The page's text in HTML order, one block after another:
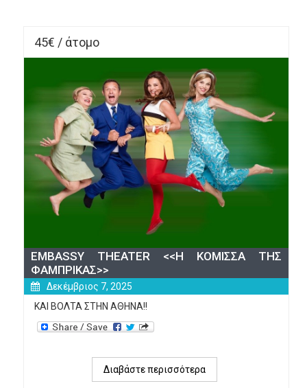
45€ / άτομο
EMBASSY THEATER <<Η ΚΟΜΙΣΣΑ ΤΗΣ
ΦΑΜΠΡΙΚΑΣ>>
Δεκέμβριος 7, 2025
ΚΑΙ ΒΟΛΤΑ ΣΤΗΝ ΑΘΗΝΑ!!
Διαβάστε περισσότερα
για